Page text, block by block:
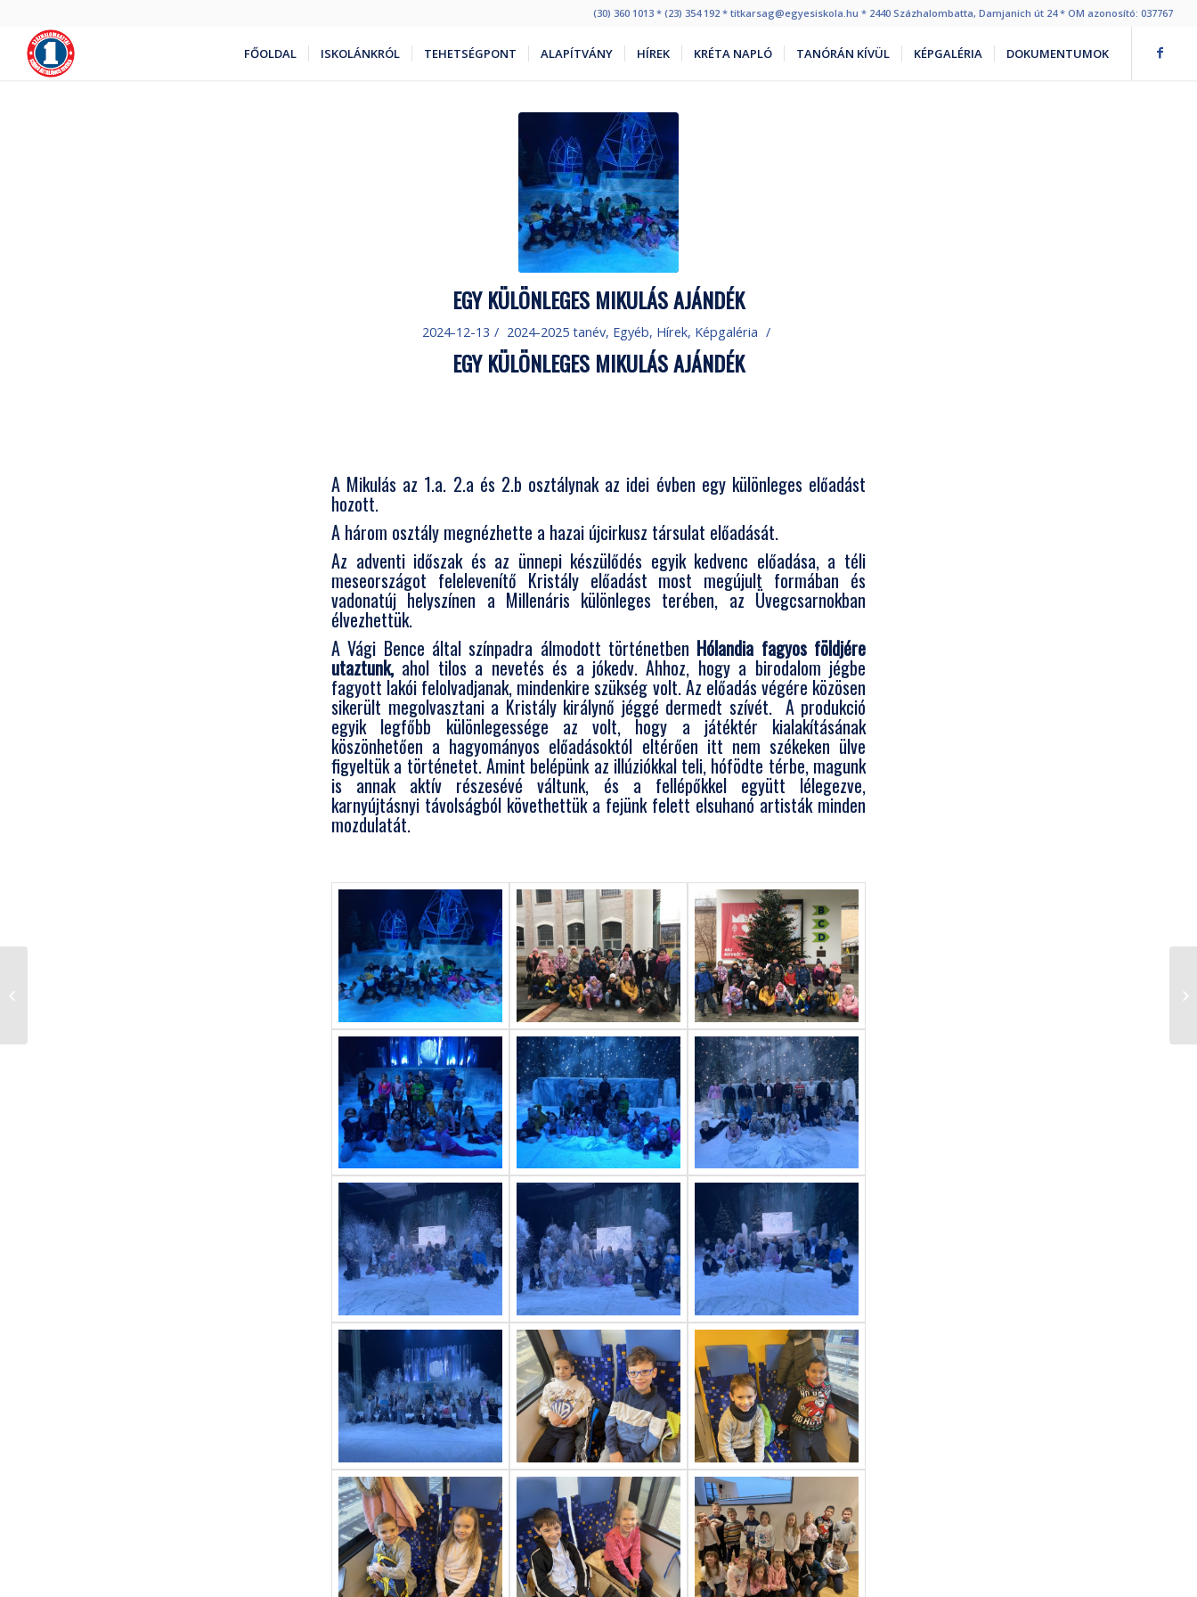
(30) 360 1013 * (23) 354 192 * titkarsag@egyesiskola.hu * 2440 Százhalombatta, Damjanich út 24 * OM azonosító: 037767
FŐOLDAL ISKOLÁNKRÓL TEHETSÉGPONT ALAPÍTVÁNY HÍREK KRÉTA NAPLÓ TANÓRÁN KÍVÜL KÉPGALÉRIA DOKUMENTUMOK
EGY KÜLÖNLEGES MIKULÁS AJÁNDÉK
2024-12-13 / 2024-2025 tanév, Egyéb, Hírek, Képgaléria /
EGY KÜLÖNLEGES MIKULÁS AJÁNDÉK
A Mikulás az 1.a. 2.a és 2.b osztálynak az idei évben egy különleges előadást
hozott.
A három osztály megnézhette a hazai újcirkusz társulat előadását.
Az adventi időszak és az ünnepi készülődés egyik kedvenc előadása, a téli
meseországot felelevenítő Kristály előadást most megújult formában és
vadonatúj helyszínen a Millenáris különleges terében, az Üvegcsarnokban
élvezhettük.
A Vági Bence által színpadra álmodott történetben Hólandia fagyos földjére
utaztunk, ahol tilos a nevetés és a jókedv. Ahhoz, hogy a birodalom jégbe
fagyott lakói felolvadjanak, mindenkire szükség volt. Az előadás végére közösen
sikerült megolvasztani a Kristály királynő jéggé dermedt szívét. A produkció
egyik legfőbb különlegessége az volt, hogy a játéktér kialakításának
köszönhetően a hagyományos előadásoktól eltérően itt nem székeken ülve
figyeltük a történetet. Amint belépünk az illúziókkal teli, hófödte térbe, magunk
is annak aktív részesévé váltunk, és a fellépőkkel együtt lélegezve,
karnyújtásnyi távolságból követhettük a fejünk felett elsuhanó artisták minden
mozdulatát.